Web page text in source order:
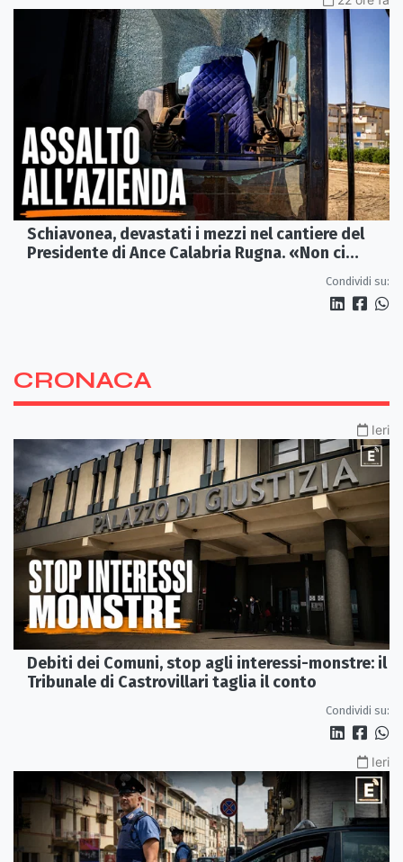
Schiavonea, devastati i mezzi nel cantiere del
Presidente di Ance Calabria Rugna. «Non ci
Condividi su:
CRONACA
Ieri
Debiti dei Comuni, stop agli interessi-monstre: il
Tribunale di Castrovillari taglia il conto
Condividi su:
Ieri